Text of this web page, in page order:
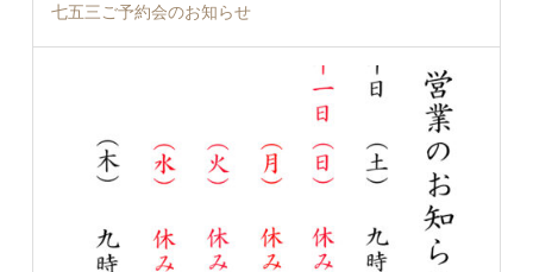
七五三ご予約会のお知らせ